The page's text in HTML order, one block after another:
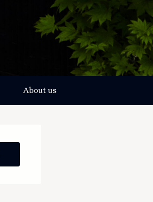
About us